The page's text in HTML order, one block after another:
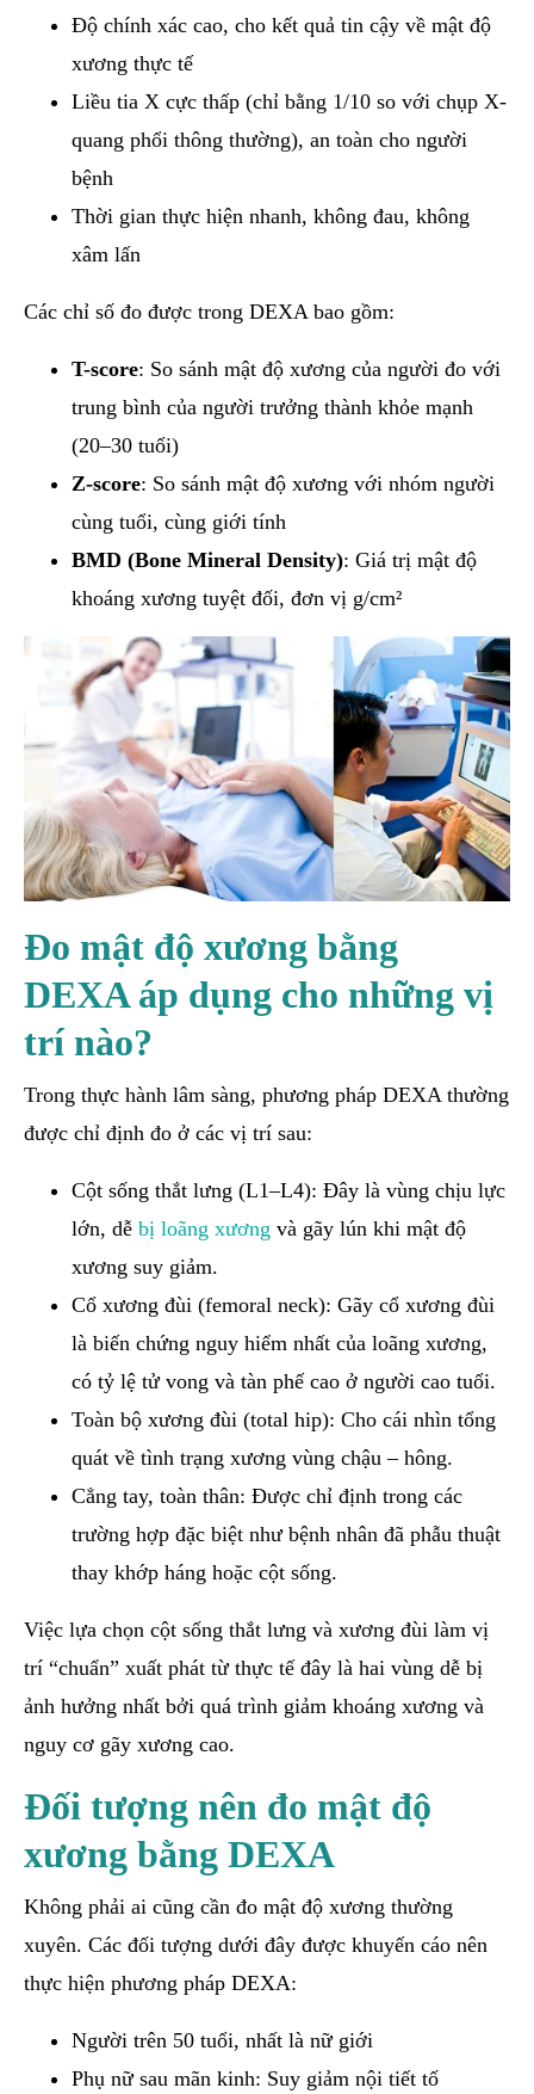
Độ chính xác cao, cho kết quả tin cậy về mật độ
xương thực tế
Liều tia X cực thấp (chỉ bằng 1/10 so với chụp X-
quang phổi thông thường), an toàn cho người
bệnh
Thời gian thực hiện nhanh, không đau, không
xâm lấn
Các chỉ số đo được trong DEXA bao gồm:
T-score: So sánh mật độ xương của người đo với
trung bình của người trưởng thành khỏe mạnh
(20–30 tuổi)
Z-score: So sánh mật độ xương với nhóm người
cùng tuổi, cùng giới tính
BMD (Bone Mineral Density): Giá trị mật độ
khoáng xương tuyệt đối, đơn vị g/cm²
Đo mật độ xương bằng
DEXA áp dụng cho những vị
trí nào?
Trong thực hành lâm sàng, phương pháp DEXA thường
được chỉ định đo ở các vị trí sau:
Cột sống thắt lưng (L1–L4): Đây là vùng chịu lực
lớn, dễ bị loãng xương và gãy lún khi mật độ
xương suy giảm.
Cổ xương đùi (femoral neck): Gãy cổ xương đùi
là biến chứng nguy hiểm nhất của loãng xương,
có tỷ lệ tử vong và tàn phế cao ở người cao tuổi.
Toàn bộ xương đùi (total hip): Cho cái nhìn tổng
quát về tình trạng xương vùng chậu – hông.
Cẳng tay, toàn thân: Được chỉ định trong các
trường hợp đặc biệt như bệnh nhân đã phẫu thuật
thay khớp háng hoặc cột sống.
Việc lựa chọn cột sống thắt lưng và xương đùi làm vị
trí “chuẩn” xuất phát từ thực tế đây là hai vùng dễ bị
ảnh hưởng nhất bởi quá trình giảm khoáng xương và
nguy cơ gãy xương cao.
Đối tượng nên đo mật độ
xương bằng DEXA
Không phải ai cũng cần đo mật độ xương thường
xuyên. Các đối tượng dưới đây được khuyến cáo nên
thực hiện phương pháp DEXA:
Người trên 50 tuổi, nhất là nữ giới
Phụ nữ sau mãn kinh: Suy giảm nội tiết tố